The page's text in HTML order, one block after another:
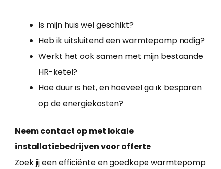
Is mijn huis wel geschikt?
Heb ik uitsluitend een warmtepomp nodig?
Werkt het ook samen met mijn bestaande
HR-ketel?
Hoe duur is het, en hoeveel ga ik besparen
op de energiekosten?
Neem contact op met lokale
installatiebedrijven voor offerte
Zoek jij een efficiënte engoedkope warmtepomp